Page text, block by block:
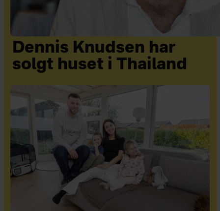
Dennis Knudsen har
solgt huset i Thailand